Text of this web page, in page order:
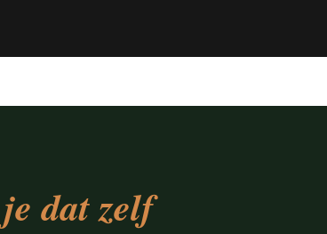
dat zelf